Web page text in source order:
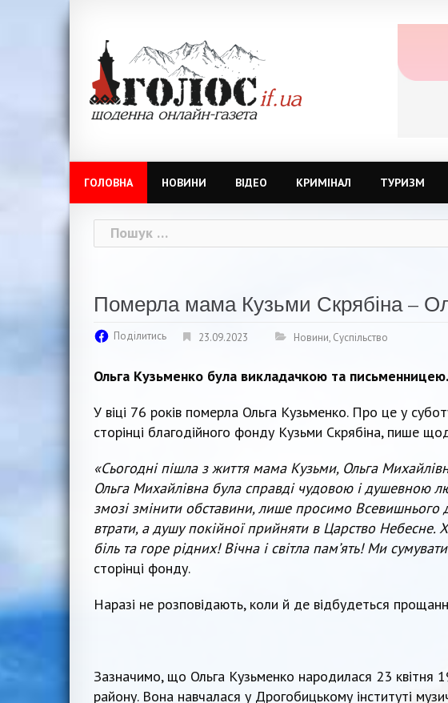
ГОЛОВНА НОВИНИ ВІДЕО КРИМІНАЛ ТУРИЗМ
Пошук:
Померла мама Кузьми Скрябіна –
Поділитись 23.09.2023 Новини, Суспільство
Ольга Кузьменко була викладачкою та письменницею.
У віці 76 років померла Ольга Кузьменко. Про це у
сторінці благодійного фонду Кузьми Скрябіна, пише
«Сьогодні пішла з життя мама Кузьми, Ольга
Ольга Михайлівна була справді чудовою і душевною
змозі змінити обставини, лише просимо Всевишнього
втрати, а душу покійної прийняти в Царство
біль та горе рідних! Вічна і світла пам’ять! Ми
сторінці фонду.
Наразі не розповідають, коли й де відбудеться
Зазначимо, що Ольга Кузьменко народилася 23 квітня
району. Вона навчалася у Дрогобицькому інституті